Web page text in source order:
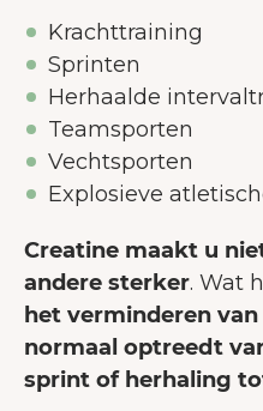
Krachttraining
Sprinten
Herhaalde
Teamsporten
Vechtsporten
Explosieve
Creatine maakt u
andere sterker. Wat
het verminderen
normaal optreedt
sprint of herhaling